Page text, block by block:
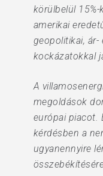
körülbelül
amerikai
geopolitikai,
kockázatokkal
A
megoldások
európai piacot.
kérdésben a
ugyanennyire